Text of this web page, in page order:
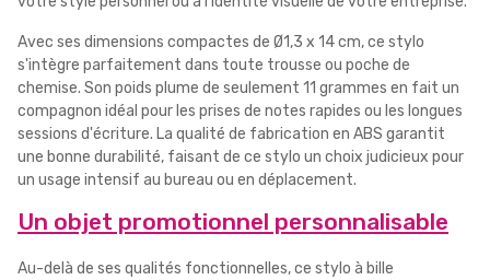
Avec ses dimensions compactes de Ø1,3 x 14 cm, ce stylo
s'intègre parfaitement dans toute trousse ou poche de
chemise. Son poids plume de seulement 11 grammes en fait un
compagnon idéal pour les prises de notes rapides ou les longues
sessions d'écriture. La qualité de fabrication en ABS garantit
une bonne durabilité, faisant de ce stylo un choix judicieux pour
un usage intensif au bureau ou en déplacement.
Un objet promotionnel personnalisable
Au-delà de ses qualités fonctionnelles, ce stylo à bille